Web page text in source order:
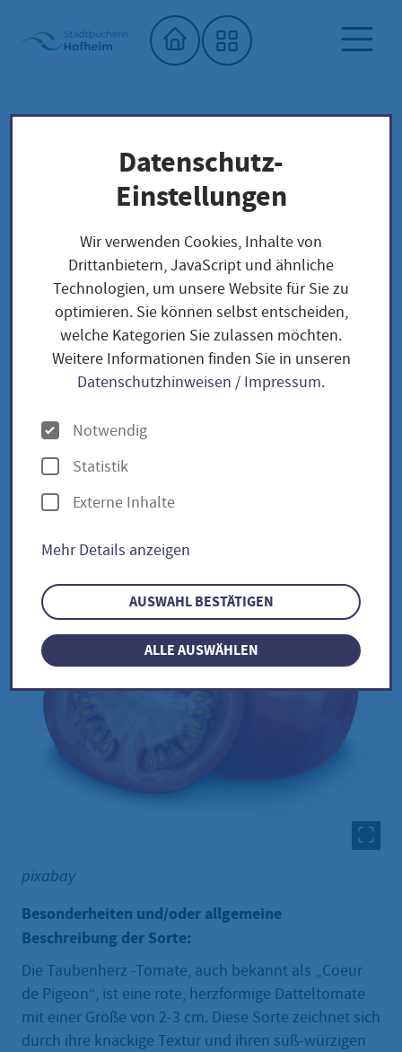
Startseite"
Stadtbücherei
Saatgutbibliothek
Unser Saatgut: Aussaat - Ernte -
Samengewinnung
Fruchtgemüse
TOMATEN
Taubenherz / Solanum lycopersicum
Taubenherz / Solanum
lycopersicum
Taubenherz / Solanum
lycopersicum
pixabay
Besonderheiten und/oder allgemeine
Beschreibung der Sorte:
Die Taubenherz -Tomate, auch bekannt als „Coeur
de Pigeon“, ist eine rote, herzförmige Datteltomate
mit einer Größe von 2-3 cm. Diese Sorte zeichnet sich
durch ihre knackige Textur und ihren süß-würzigen
Datenschutz-
Einstellungen
Wir verwenden Cookies, Inhalte von
Drittanbietern, JavaScript und ähnliche
Technologien, um unsere Website für Sie zu
optimieren. Sie können selbst entscheiden,
welche Kategorien Sie zulassen möchten.
Weitere Informationen finden Sie in unseren
Datenschutzhinweisen / Impressum.
O
p
t
i
e
n
Notwendig
Statistik
Externe Inhalte
Mehr Details anzeigen
AUSWAHL BESTÄTIGEN
ALLE AUSWÄHLEN